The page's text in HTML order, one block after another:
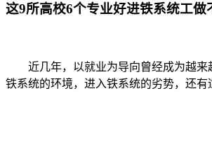
这9所高校6个专业好进铁系统工做
近几年，以就业为导向曾经成为越来越
铁系统的环境，进入铁系统的劣势，还